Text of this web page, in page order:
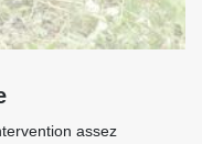
assez